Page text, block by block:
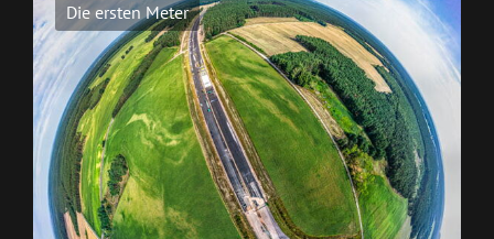
Die ersten Meter